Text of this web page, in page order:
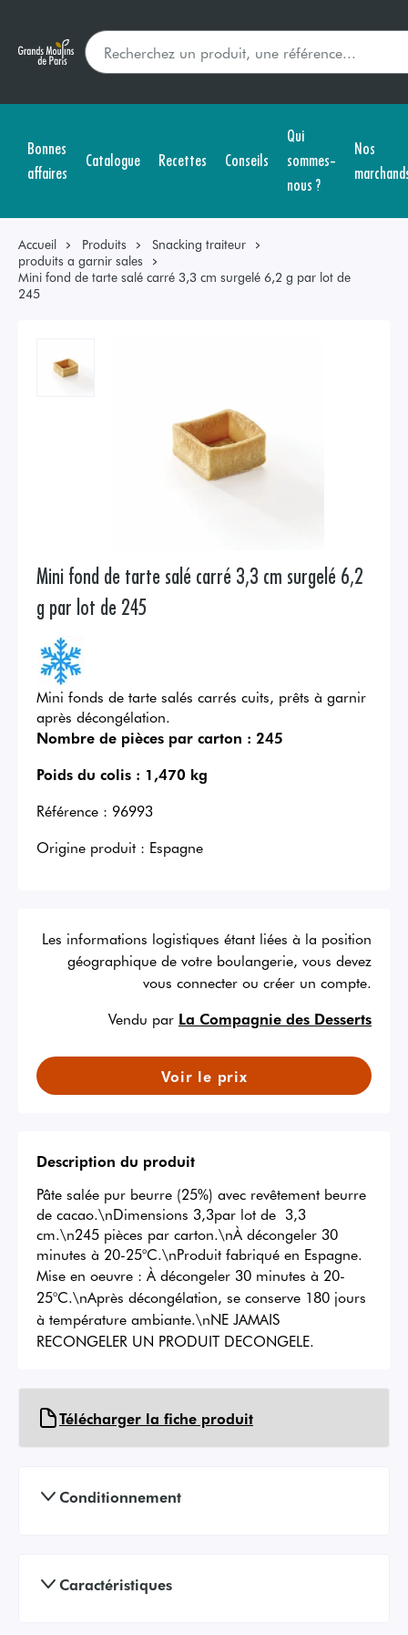
Bonnes
affaires
Catalogue Recettes Conseils
Qui
sommes-
nous ?
Nos
Accueil Produits
Snacking traiteur
produits a garnir sales
Mini fond de tarte salé carré 3,3 cm surgelé 6,2 g par lot de
245
Mini fond de tarte salé carré 3,3 cm surgelé 6,2
g par lot de 245
Mini fonds de tarte salés carrés cuits, prêts à garnir
après décongélation.
Nombre de pièces par carton : 245
Poids du colis : 1,470 kg
Référence : 96993
Origine produit : Espagne
Les informations logistiques étant liées à la position
géographique de votre boulangerie, vous devez
vous connecter ou créer un compte.
Vendu par La Compagnie des Desserts
Voir le prix
Description du produit
Pâte salée pur beurre (25%) avec revêtement beurre
de cacao.\nDimensions 3,3par lot de  3,3
cm.\n245 pièces par carton.\nÀ décongeler 30
minutes à 20-25°C.\nProduit fabriqué en Espagne.
Mise en oeuvre : À décongeler 30 minutes à 20-
25°C.\nAprès décongélation, se conserve 180 jours
à température ambiante.\nNE JAMAIS
RECONGELER UN PRODUIT DECONGELE.
Télécharger la fiche produit
Conditionnement
Caractéristiques